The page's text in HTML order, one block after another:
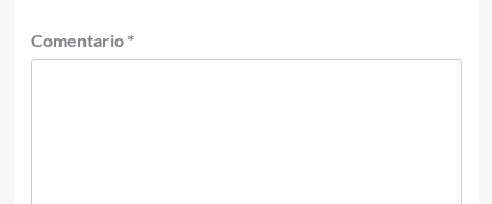
Comentario *